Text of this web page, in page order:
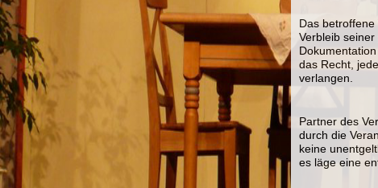
Das
Verbleib
das Recht,
verlangen.
Partner des
durch die
keine
es läge eine